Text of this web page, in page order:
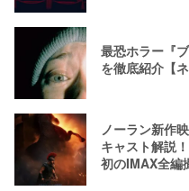
最恐ホラー『
を徹底紹介【
ノーラン新作
キャスト解説
初のIMAX全編